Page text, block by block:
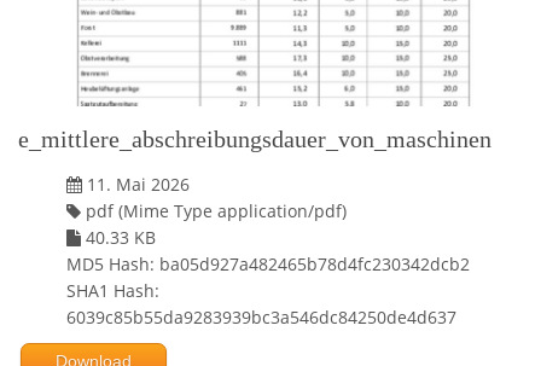
e_mittlere_abschreibungsdauer_von_maschinen
11. Mai 2026
pdf (Mime Type application/pdf)
40.33 KB
MD5 Hash: ba05d927a482465b78d4fc230342dcb2
SHA1 Hash:
6039c85b55da9283939bc3a546dc84250de4d637
Download